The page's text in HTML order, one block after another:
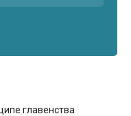
главенства